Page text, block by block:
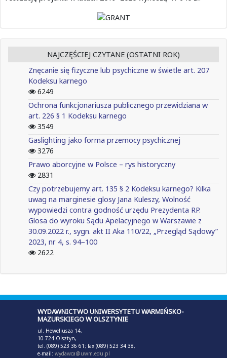
NAJCZĘŚCIEJ CZYTANE (OSTATNI ROK)
Znęcanie się fizyczne lub psychiczne w świetle art. 207
Kodeksu karnego
6249
Ochrona funkcjonariusza publicznego przewidziana w
art. 226 § 1 Kodeksu karnego
3549
Gaslighting jako forma przemocy psychicznej
3276
Prawo aborcyjne w Polsce – rys historyczny
2831
Czy potrzebujemy art. 135 § 2 Kodeksu karnego? Kilka
uwag na marginesie glosy Jana Kuleszy, Wolność
wypowiedzi contra godność urzędu Prezydenta RP.
Glosa do wyroku Sądu Apelacyjnego w Warszawie z
30.09.2022 r., sygn. akt II Aka 110/22, „Przegląd Sądowy”
2023, nr 4, s. 94–100
2622
WYDAWNICTWO UNIWERSYTETU WARMIŃSKO-
MAZURSKIEGO W OLSZTYNIE
ul. Heweliusza 14,
10-724 Olsztyn,
tel. (089) 523 36 61; fax (089) 523 34 38,
e-mail: wydawca@uwm.edu.pl